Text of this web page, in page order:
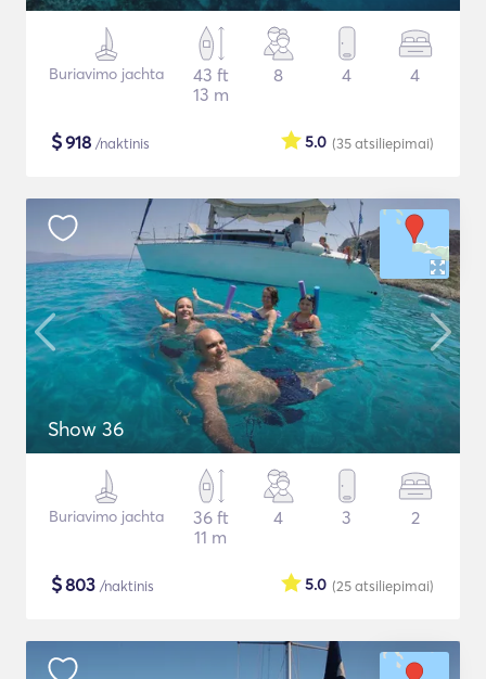
Buriavimo jachta
43 ft
13 m
8 4 4
$918 /naktinis (35atsiliepimai)
5.0
Show 36
Buriavimo jachta
36 ft
11 m
4 3 2
$803 /naktinis (25atsiliepimai)
5.0